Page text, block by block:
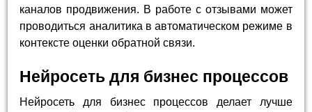
каналов продвижения. В работе с отзывами может
проводиться аналитика в автоматическом режиме в
контексте оценки обратной связи.
Нейросеть для бизнес процессов
Нейросеть для бизнес процессов делает лучше